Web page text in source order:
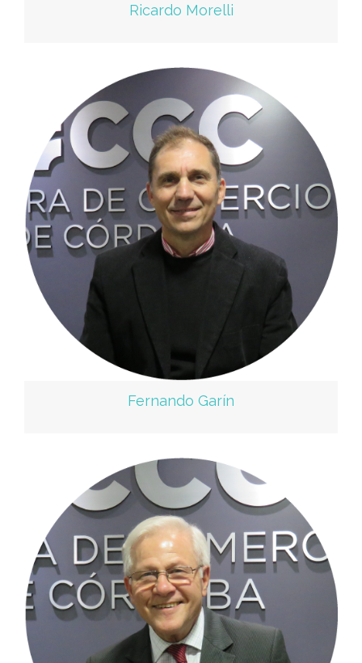
Ricardo Morelli
Fernando Garín